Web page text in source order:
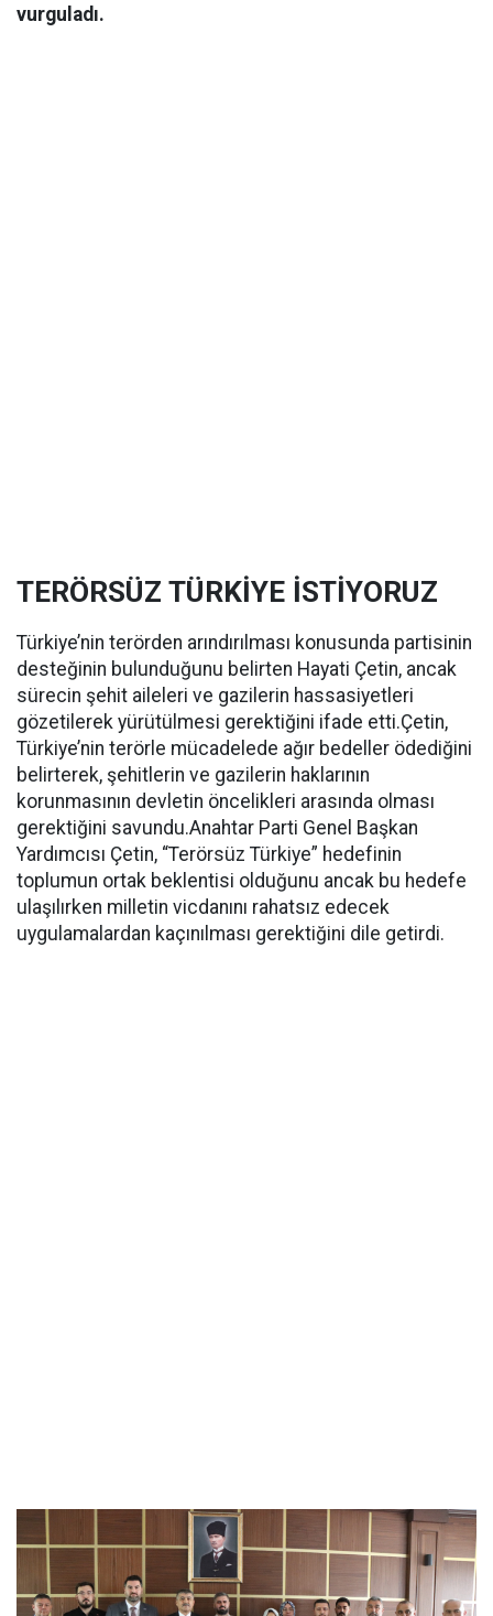
vurguladı.
TERÖRSÜZ TÜRKİYE İSTİYORUZ
Türkiye’nin terörden arındırılması konusunda partisinin
desteğinin bulunduğunu belirten Hayati Çetin, ancak
sürecin şehit aileleri ve gazilerin hassasiyetleri
gözetilerek yürütülmesi gerektiğini ifade etti.Çetin,
Türkiye’nin terörle mücadelede ağır bedeller ödediğini
belirterek, şehitlerin ve gazilerin haklarının
korunmasının devletin öncelikleri arasında olması
gerektiğini savundu.Anahtar Parti Genel Başkan
Yardımcısı Çetin, “Terörsüz Türkiye” hedefinin
toplumun ortak beklentisi olduğunu ancak bu hedefe
ulaşılırken milletin vicdanını rahatsız edecek
uygulamalardan kaçınılması gerektiğini dile getirdi.